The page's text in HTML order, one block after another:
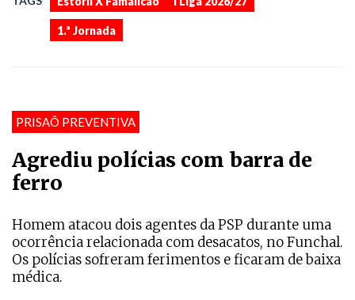
1.ª Jornada
PRISAÕ PREVENTIVA
Agrediu polícias com barra de
ferro
Homem atacou dois agentes da PSP durante uma
ocorrência relacionada com desacatos, no Funchal.
Os polícias sofreram ferimentos e ficaram de baixa
médica.